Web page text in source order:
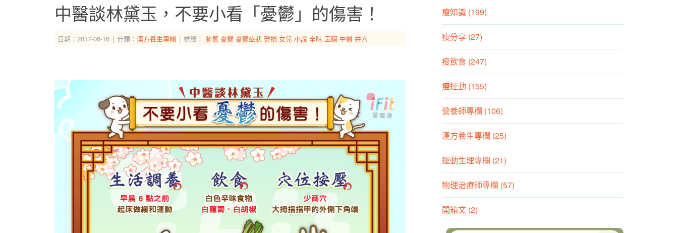
中醫談林黛玉，不要小看「憂鬱」的傷害！
日期：2017-06-16 分類： 漢方養生專欄 標籤： 肺氣 憂鬱 憂鬱症狀 勞損 女兒 小說 辛味 五臟 中醫 井穴
瘦知識 (199)
瘦分享 (27)
瘦飲食 (247)
瘦運動 (155)
營養師專欄 (106)
漢方養生專欄 (25)
運動生理專欄 (21)
物理治療師專欄 (57)
開箱文 (2)